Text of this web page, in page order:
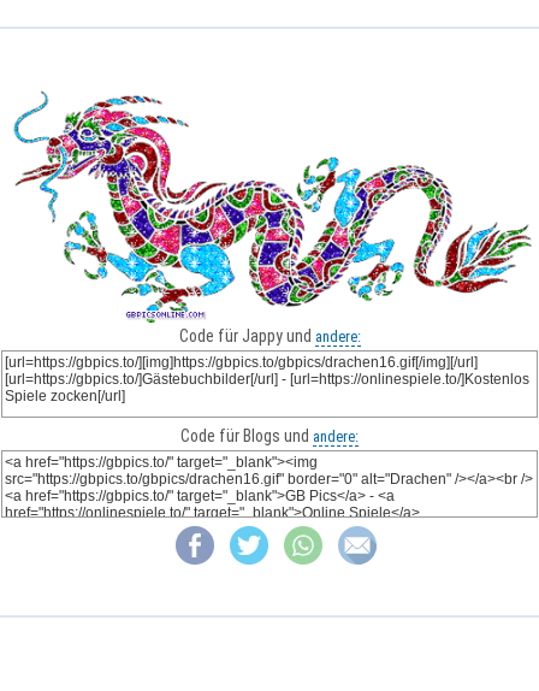
Code für Jappy und andere:
Code für Blogs und andere: